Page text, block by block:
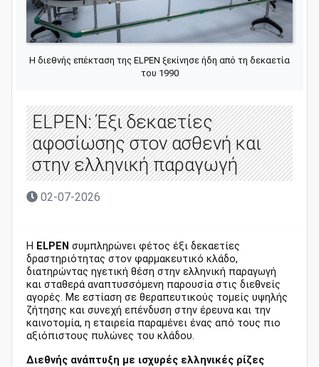
Η διεθνής επέκταση της ELPEN ξεκίνησε ήδη από τη δεκαετία
του 1990
ELPEN: Έξι δεκαετίες
αφοσίωσης στον ασθενή και
στην ελληνική παραγωγή
02-07-2026
Η ELPEN συμπληρώνει φέτος έξι δεκαετίες
δραστηριότητας στον φαρμακευτικό κλάδο,
διατηρώντας ηγετική θέση στην ελληνική παραγωγή
και σταθερά αναπτυσσόμενη παρουσία στις διεθνείς
αγορές. Με εστίαση σε θεραπευτικούς τομείς υψηλής
ζήτησης και συνεχή επένδυση στην έρευνα και την
καινοτομία, η εταιρεία παραμένει ένας από τους πιο
αξιόπιστους πυλώνες του κλάδου.
Διεθνής ανάπτυξη με ισχυρές ελληνικές ρίζες